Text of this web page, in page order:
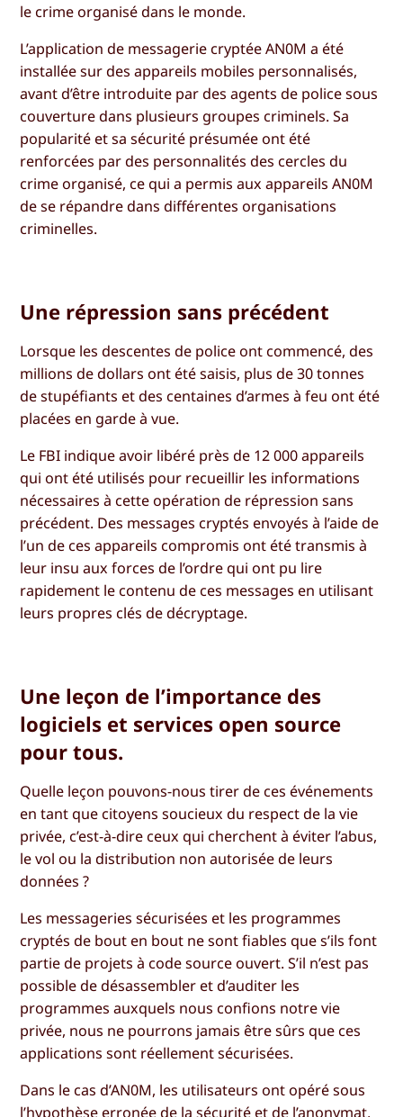
le crime organisé dans le monde.
L’application de messagerie cryptée AN0M a été
installée sur des appareils mobiles personnalisés,
avant d’être introduite par des agents de police sous
couverture dans plusieurs groupes criminels. Sa
popularité et sa sécurité présumée ont été
renforcées par des personnalités des cercles du
crime organisé, ce qui a permis aux appareils AN0M
de se répandre dans différentes organisations
criminelles.
Une répression sans précédent
Lorsque les descentes de police ont commencé, des
millions de dollars ont été saisis, plus de 30 tonnes
de stupéfiants et des centaines d’armes à feu ont été
placées en garde à vue.
Le FBI indique avoir libéré près de 12 000 appareils
qui ont été utilisés pour recueillir les informations
nécessaires à cette opération de répression sans
précédent. Des messages cryptés envoyés à l’aide de
l’un de ces appareils compromis ont été transmis à
leur insu aux forces de l’ordre qui ont pu lire
rapidement le contenu de ces messages en utilisant
leurs propres clés de décryptage.
Une leçon de l’importance des
logiciels et services open source
pour tous.
Quelle leçon pouvons-nous tirer de ces événements
en tant que citoyens soucieux du respect de la vie
privée, c’est-à-dire ceux qui cherchent à éviter l’abus,
le vol ou la distribution non autorisée de leurs
données ?
Les messageries sécurisées et les programmes
cryptés de bout en bout ne sont fiables que s’ils font
partie de projets à code source ouvert. S’il n’est pas
possible de désassembler et d’auditer les
programmes auxquels nous confions notre vie
privée, nous ne pourrons jamais être sûrs que ces
applications sont réellement sécurisées.
Dans le cas d’AN0M, les utilisateurs ont opéré sous
l’hypothèse erronée de la sécurité et de l’anonymat,